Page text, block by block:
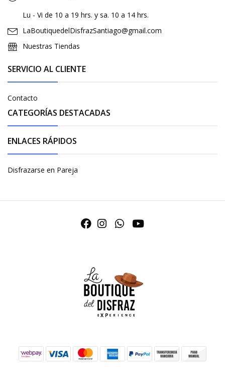
Lu - Vi de 10 a 19 hrs. y sa. 10 a 14 hrs.
LaBoutiquedelDisfrazSantiago@gmail.com
Nuestras Tiendas
SERVICIO AL CLIENTE
Contacto
CATEGORÍAS DESTACADAS
ENLACES RÁPIDOS
Disfrazarse en Pareja